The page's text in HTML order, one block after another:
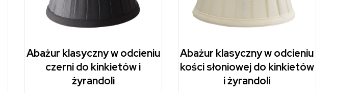
Abażur klasyczny w odcieniu
czerni do kinkietów i
żyrandoli
Abażur klasyczny w odcieniu
kości słoniowej do kinkietów
i żyrandoli